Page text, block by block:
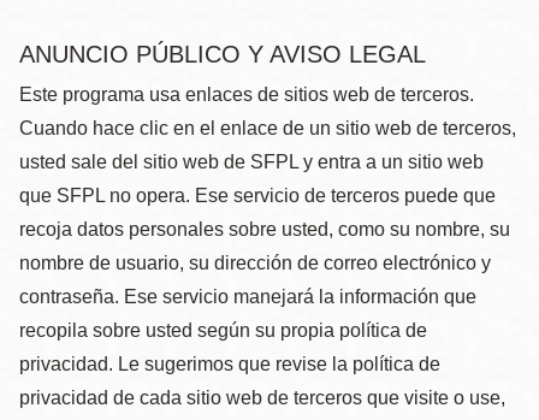
ANUNCIO PÚBLICO Y AVISO LEGAL
Este programa usa enlaces de sitios web de terceros.
Cuando hace clic en el enlace de un sitio web de terceros,
usted sale del sitio web de SFPL y entra a un sitio web
que SFPL no opera. Ese servicio de terceros puede que
recoja datos personales sobre usted, como su nombre, su
nombre de usuario, su dirección de correo electrónico y
contraseña. Ese servicio manejará la información que
recopila sobre usted según su propia política de
privacidad. Le sugerimos que revise la política de
privacidad de cada sitio web de terceros que visite o use,